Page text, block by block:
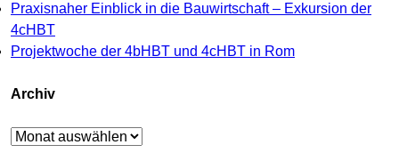
Praxisnaher Einblick in die Bauwirtschaft – Exkursion der
4cHBT
Projektwoche der 4bHBT und 4cHBT in Rom
Archiv
Archiv